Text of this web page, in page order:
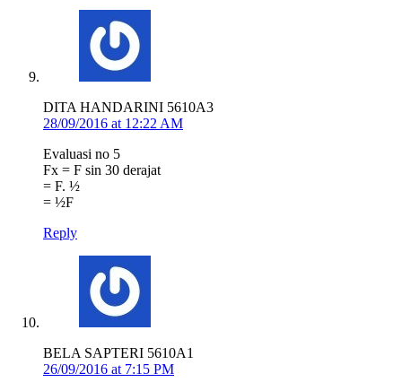
DITA HANDARINI 5610A3
28/09/2016 at 12:22 AM
Evaluasi no 5
Fx = F sin 30 derajat
= F. ½
= ½F
Reply
BELA SAPTERI 5610A1
26/09/2016 at 7:15 PM